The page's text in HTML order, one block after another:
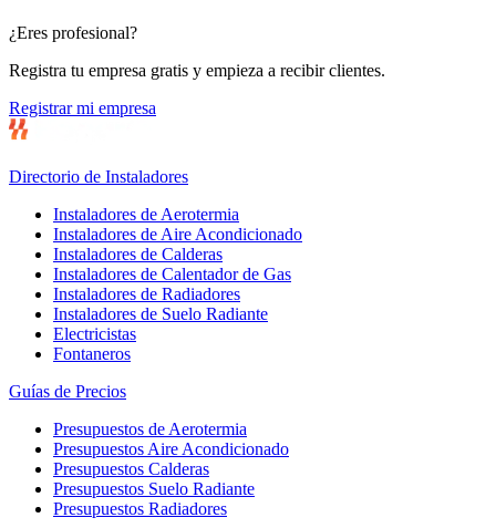
¿Eres profesional?
Registra tu empresa gratis y empieza a recibir clientes.
Registrar mi empresa
Directorio de Instaladores
Instaladores de Aerotermia
Instaladores de Aire Acondicionado
Instaladores de Calderas
Instaladores de Calentador de Gas
Instaladores de Radiadores
Instaladores de Suelo Radiante
Electricistas
Fontaneros
Guías de Precios
Presupuestos de Aerotermia
Presupuestos Aire Acondicionado
Presupuestos Calderas
Presupuestos Suelo Radiante
Presupuestos Radiadores